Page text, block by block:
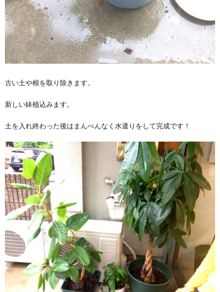
古い土や根を取り除きます。
新しい鉢植込みます。
土を入れ終わった後はまんべんなく水遣りをして完成です！